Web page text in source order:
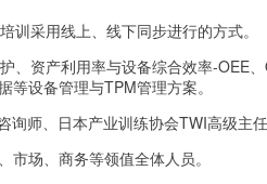
训采用线上、线下同步进行的方式。
、资产利用率与设备综合效率-OEE
设备管理与TPM管理方案。
询师、日本产业训练协会TWI高级主
场、商务等领值全体人员。